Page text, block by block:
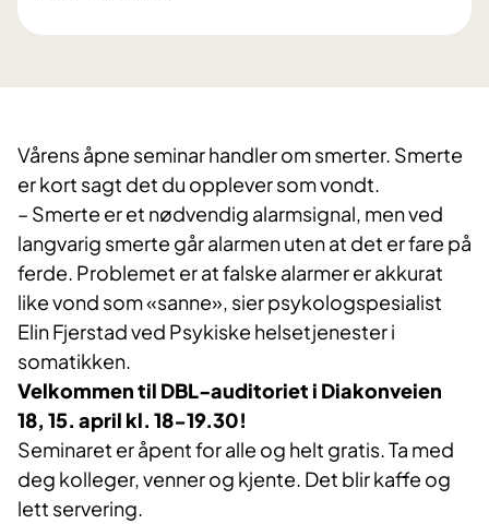
Vårens åpne seminar handler om smerter. Smerte
er kort sagt det du opplever som vondt.
– Smerte er et nødvendig alarmsignal, men ved
langvarig smerte går alarmen uten at det er fare på
ferde. Problemet er at falske alarmer er akkurat
like vond som «sanne», sier psykologspesialist
Elin Fjerstad ved Psykiske helsetjenester i
somatikken.
Velkommen til DBL-auditoriet i Diakonveien
18, 15. april kl. 18-19.30!
Seminaret er åpent for alle og helt gratis. Ta med
deg kolleger, venner og kjente. Det blir kaffe og
lett servering.